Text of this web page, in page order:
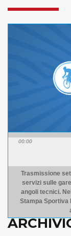
00:00
Trasmissione
servizi sulle
angoli tecnici.
Stampa Sportiva